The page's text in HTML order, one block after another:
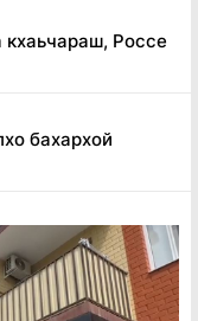
кхаьчараш, Россе
бахархой